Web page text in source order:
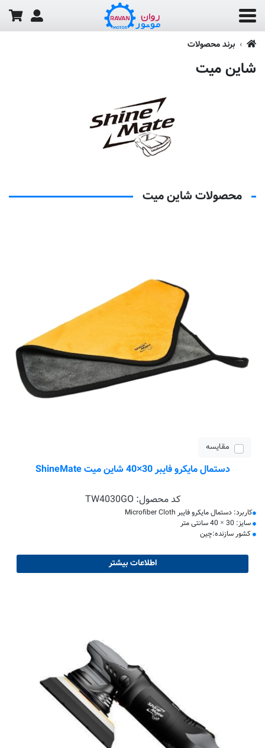
برند محصولات
شاین میت
محصولات شاین میت
مقایسه
دستمال مایکرو فایبر 30×40 شاین میت ShineMate
کد محصول: TW4030GO
کاربرد: دستمال مایکرو فایبر Microfiber Cloth
سایز: 30 × 40 سانتی متر
کشور سازنده:چین
اطلاعات بیشتر